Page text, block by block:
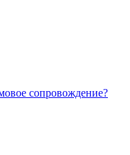
сопровождение?